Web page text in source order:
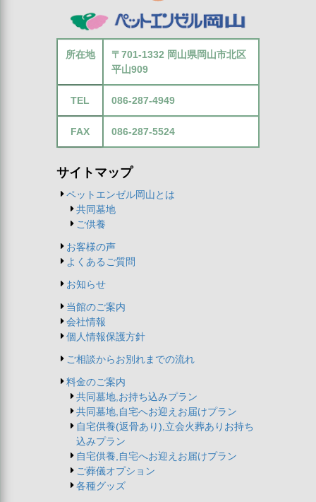
所在地
〒701-1332 岡山県岡山市北区
平山909
TEL 086-287-4949
FAX 086-287-5524
サイトマップ
ペットエンゼル岡山とは
共同墓地
ご供養
お客様の声
よくあるご質問
お知らせ
当館のご案内
会社情報
個人情報保護方針
ご相談からお別れまでの流れ
料金のご案内
共同墓地,お持ち込みプラン
共同墓地,自宅へお迎えお届けプラン
自宅供養(返骨あり),立会火葬ありお持ち
込みプラン
自宅供養,自宅へお迎えお届けプラン
ご葬儀オプション
各種グッズ